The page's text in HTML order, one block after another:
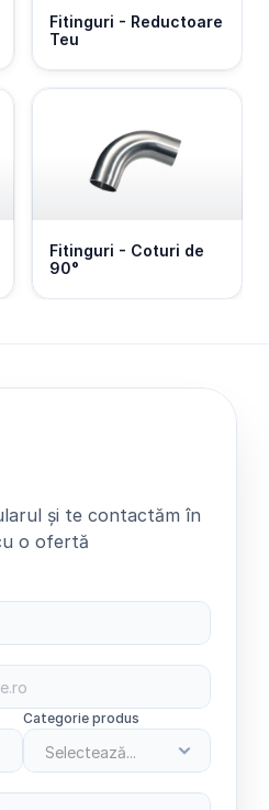
Fitinguri - Reductoare
Teu
Fitinguri - Coturi de
90°
și te contactăm în
o ofertă
Categorie produs